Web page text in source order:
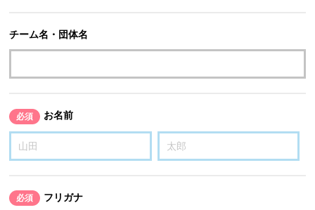
チーム名・団体名
必須 お名前
必須 フリガナ